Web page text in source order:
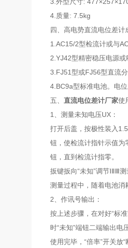
4.质量: 7.5kg
四、高电势直流电位差计
1.AC15/2型检流计或与
2.YJ42型精密稳压电源
3.FJ51型或FJ56型直流
4.BC9a型标准电池。电
五、 直流电位差计厂家使
1、测量未知电压UX：
打开后盖，按极性装入
钮，使检流计指针示值为
钮，直到检流计指零。
扳键扳向“未知”调节ⅠⅡⅢ
测量过程中，随着电池消
2、作讯号输出：
按上述步骤，在对好“标
时“未知”端钮二端输出电
使用完毕，“倍率”开关放